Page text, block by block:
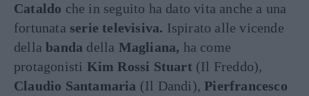
Cataldo che in seguito ha dato vita anche a una
fortunata serie televisiva. Ispirato alle vicende
dellabanda della Magliana, ha come
protagonisti Kim Rossi Stuart (Il Freddo),
Claudio Santamaria (Il Dandi),Pierfrancesco